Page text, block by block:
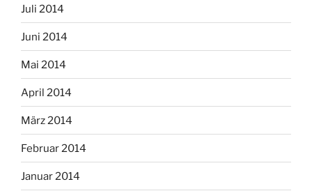
Juli 2014
Juni 2014
Mai 2014
April 2014
März 2014
Februar 2014
Januar 2014